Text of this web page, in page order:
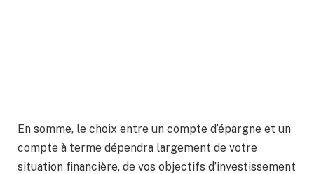
En somme, le choix entre un compte d’épargne et un
compte à terme dépendra largement de votre
situation financière, de vos objectifs d’investissement